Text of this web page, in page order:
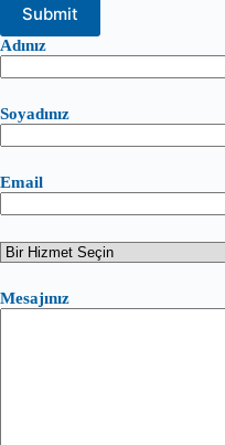
Adınız
Soyadınız
Email
Mesajınız